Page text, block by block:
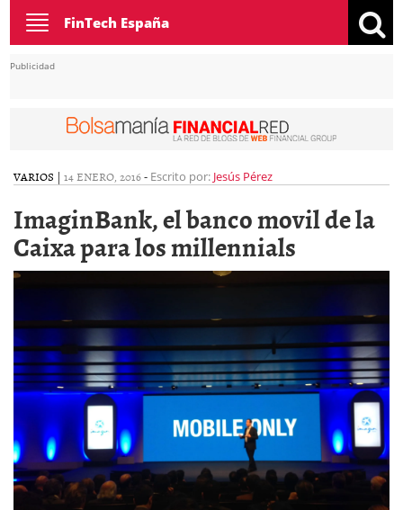
Toggle
navigation
FinTech España
Publicidad
VARIOS | 14 ENERO, 2016- Escrito por: Jesús Pérez
ImaginBank, el banco movil de la
Caixa para los millennials